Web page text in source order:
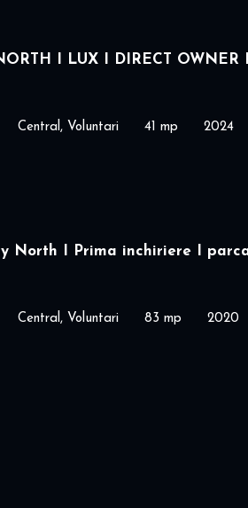
I LUX I DIRECT OWNER
Central, Voluntari 41 mp 2024
North I Prima inchiriere I
Central, Voluntari 83 mp 2020